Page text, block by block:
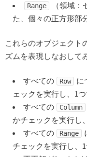
Range
（領域
た、個々の正方形部
これらのオブジェクト
ズムを表現しなおして
すべての Row に
ェックを実行し、1
すべての Column
かチェックを実行し
すべての Range
チェックを実行し、